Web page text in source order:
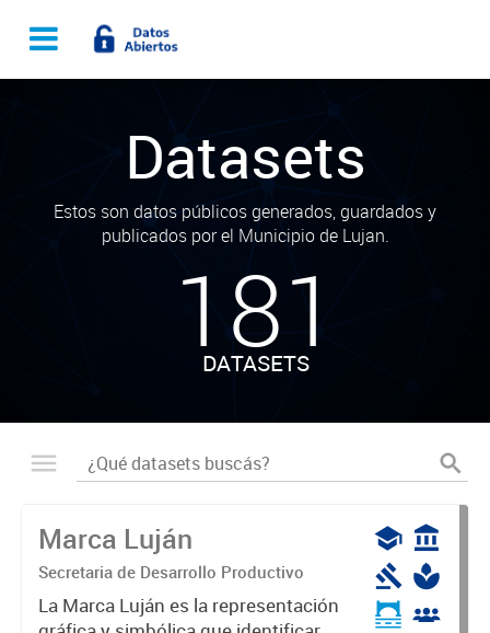
Datasets
Estos son datos públicos generados, guardados y
publicados por el Municipio de Lujan.
181
DATASETS
Marca Luján
Secretaria de Desarrollo Productivo
La Marca Luján es la representación